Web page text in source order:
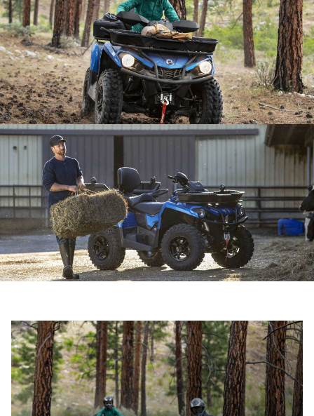
см)
приборы
задние
фонари/
стоп-
сигналы
Лебедка
Электрическая
подготовка
для установки
лебедки
Защитные
Алюминиевый
передний бампер
с бампером Pre-
Runner и верхней
скобой
Алюминиевый
руль переменного
сечения с
полноразмерными
передней и
средней части
днища Защита A-
образных рычагов
из ВМПЭ
Расширители
крыльев